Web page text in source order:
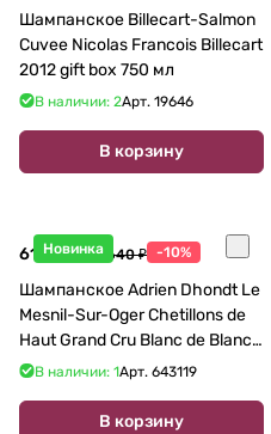
Шампанское Billecart-Salmon
Cuvee Nicolas Francois Billecart
2012 gift box 750 мл
В наличии: 2Арт. 19646
В корзину
Новинка
61 776 ₽68 640 ₽ -10%
Шампанское Adrien Dhondt Le
Mesnil-Sur-Oger Chetillons de
Haut Grand Cru Blanc de Blancs
Extra Brut 2020 750 мл
В наличии: 1Арт. 643119
В корзину